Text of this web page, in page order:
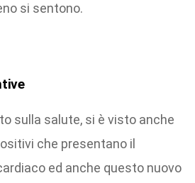
si sentono.
sulla salute, si è visto anche
che presentano il
ed anche questo nuovo